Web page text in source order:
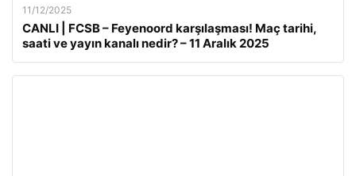
11/12/2025
CANLI | FCSB – Feyenoord karşılaşması! Maç tarihi,
saati ve yayın kanalı nedir? – 11 Aralık 2025